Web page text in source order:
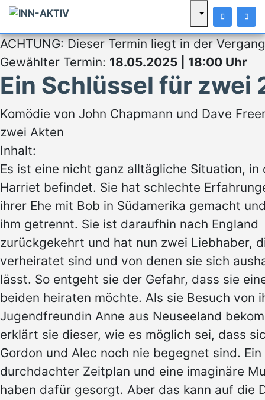
ACHTUNG: Dieser Termin liegt in der
Gewählter Termin: 18.05.2025 | 18:00 Uhr
Ein Schlüssel für zwei
Komödie von John Chapmann und Dave
zwei Akten
Inhalt:
Es ist eine nicht ganz alltägliche Situation, in
Harriet befindet. Sie hat schlechte
ihrer Ehe mit Bob in Südamerika gemacht
ihm getrennt. Sie ist daraufhin nach England
zurückgekehrt und hat nun zwei Liebhaber,
verheiratet sind und von denen sie sich
lässt. So entgeht sie der Gefahr, dass sie
beiden heiraten möchte. Als sie Besuch von
Jugendfreundin Anne aus Neuseeland
erklärt sie dieser, wie es möglich sei, dass
Gordon und Alec noch nie begegnet sind.
durchdachter Zeitplan und eine imaginäre
haben dafür gesorgt. Aber das kann auf die